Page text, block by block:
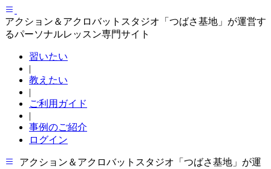
アクション＆アクロバットスタジオ「つばさ基地」が運営す
るパーソナルレッスン専門サイト
習いたい
|
教えたい
|
ご利用ガイド
|
事例のご紹介
ログイン
アクション＆アクロバットスタジオ「つばさ基地」が運